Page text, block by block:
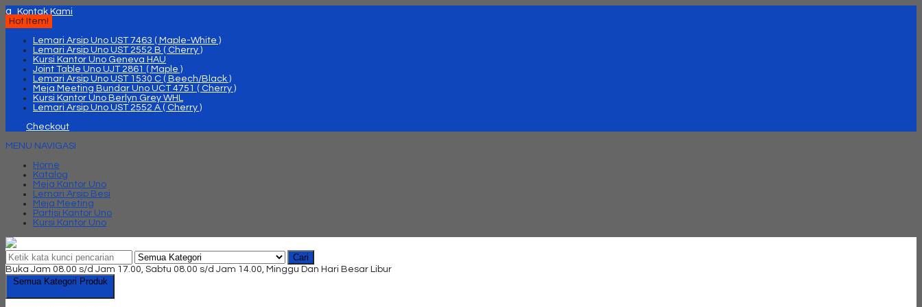
q
Kontak Kami
Hot Item!
Lemari Arsip Uno UST 7463 ( Maple-White )
Lemari Arsip Uno UST 2552 B ( Cherry )
Kursi Kantor Uno Geneva HAU
Joint Table Uno UJT 2861 ( Maple )
Lemari Arsip Uno UST 1530 C ( Beech/Black )
Meja Meeting Bundar Uno UCT 4751 ( Cherry )
Kursi Kantor Uno Berlyn Grey WHL
Lemari Arsip Uno UST 2552 A ( Cherry )
Checkout
MENU NAVIGASI
Home
Katalog
Meja Kantor Uno
Lemari Arsip Besi
Meja Meeting
Partisi Kantor Uno
Kursi Kantor Uno
Cari
Buka Jam 08.00 s/d Jam 17.00, Sabtu 08.00 s/d Jam 14.00, Minggu Dan Hari Besar Libur
Semua Kategori Produk